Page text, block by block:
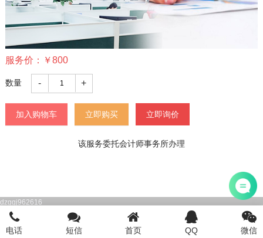
服务价： ￥800
数量 - +
加入购物车 立即购买 立即询价
该服务委托会计师事务所办理
首页 注册公司 电话咨询 添加微信 登陆/注册
电话 短信 首页 QQ 微信
dzggj962616